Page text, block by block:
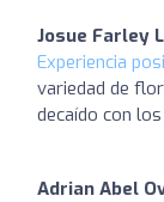
Josue Farley
Experiencia
variedad de
decaído con
Adrian Abel